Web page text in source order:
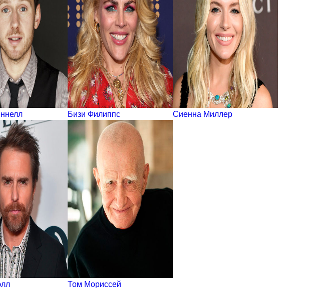
Бизи Филиппс Сиенна Миллер
Том Мориссей